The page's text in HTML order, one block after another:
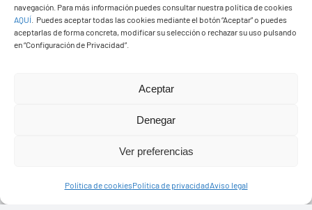
navegación. Para más información puedes consultar nuestra política de cookies
AQUÍ
Puedes aceptar todas las cookies mediante el botón “Aceptar” o puedes
aceptarlas de forma concreta, modificar su selección o rechazar su uso pulsando
en “Configuración de Privacidad”.
Aceptar
Denegar
Ver preferencias
Política de cookiesPolítica de privacidadAviso legal
35570 – Yaiza
Tel:928 83 62 20
© Copyright2026 Ayuntamiento de Yaiza - Todos los